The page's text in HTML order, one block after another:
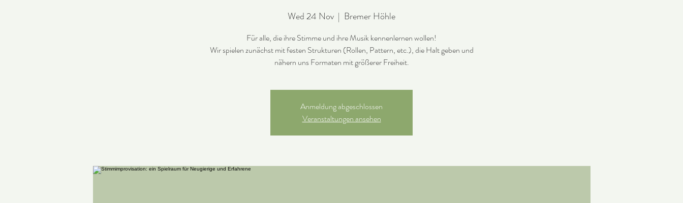
Wed 24 Nov
  |
Bremer Höhle
Für alle, die ihre Stimme und ihre Musik kennenlernen wollen!
Wir spielen zunächst mit festen Strukturen (Rollen, Pattern, etc.), die Halt geben und
Anmeldung abgeschlossen
Veranstaltungen ansehen